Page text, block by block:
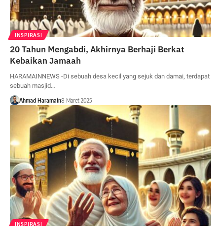
INSPIRASI
20 Tahun Mengabdi, Akhirnya Berhaji Berkat
Kebaikan Jamaah
HARAMAINNEWS -Di sebuah desa kecil yang sejuk dan damai, terdapat
sebuah masjid…
Ahmad Haramain8 Maret 2025
INSPIRASI